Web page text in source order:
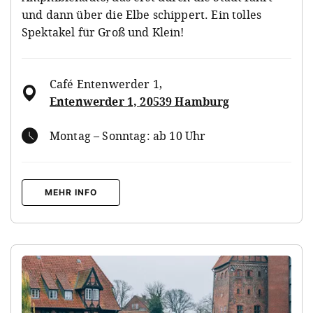
und dann über die Elbe schippert. Ein tolles
Spektakel für Groß und Klein!
Café Entenwerder 1,
Entenwerder 1, 20539 Hamburg
Montag – Sonntag: ab 10 Uhr
MEHR INFO